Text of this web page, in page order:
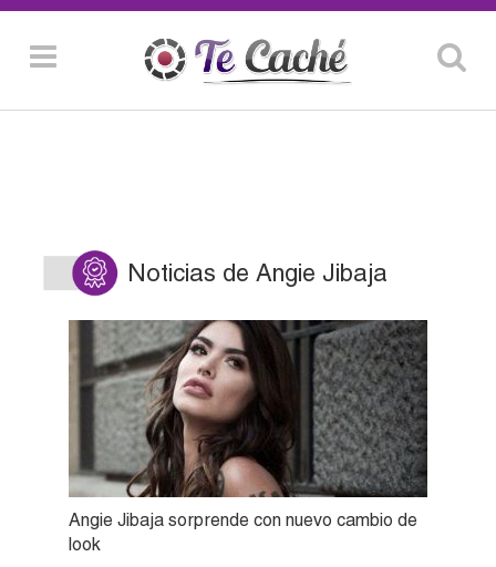
Noticias de Angie Jibaja
Angie Jibaja sorprende con nuevo cambio de
look